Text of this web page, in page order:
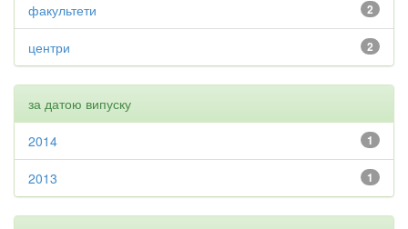
2
факультети
2
центри
за датою випуску
1
2014
1
2013